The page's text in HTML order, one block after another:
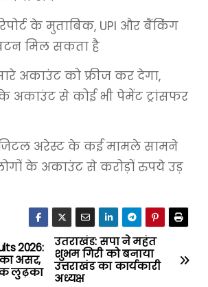
के मुताबिक, UPI और बैंकिंग
बटन मिल सकता है
अकाउंट को फ्रीज कर देगा,
अकाउंट से कोई भी पेमेंट ट्रांसफर
अरेस्ट के कई मामले सामने
के अकाउंट से करोड़ों रुपये उड़
उतराखंड: सपा ने महंत
शुभम गिरी को बनाया
उत्तराखंड का कार्यकारी
अध्यक्ष
2026:
असर,
लुढ़का